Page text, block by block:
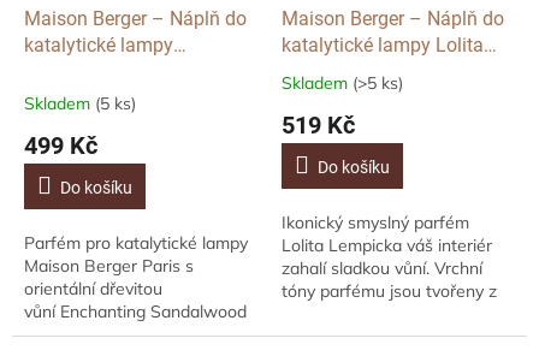
Maison Berger – Náplň do
katalytické lampy
500ml
Skladem (5 ks)
499 Kč
Do košíku
Parfém pro katalytické lampy
Maison Berger Paris s
orientální dřevitou
vůní Enchanting Sandalwood
- Okouzlující Santalové Dřevo.
Maison Berger – Náplň do
katalytické lampy Lolita
Lempicka, 500ml
Průměrné
produktu
5,0
5
hvězdiček.
Skladem (>5 ks)
519 Kč
Do košíku
Ikonický smyslný parfém
Lolita Lempicka váš interiér
zahalí sladkou vůní. Vrchní
tóny parfému jsou tvořeny z
jemné vůně lékořice. Ve